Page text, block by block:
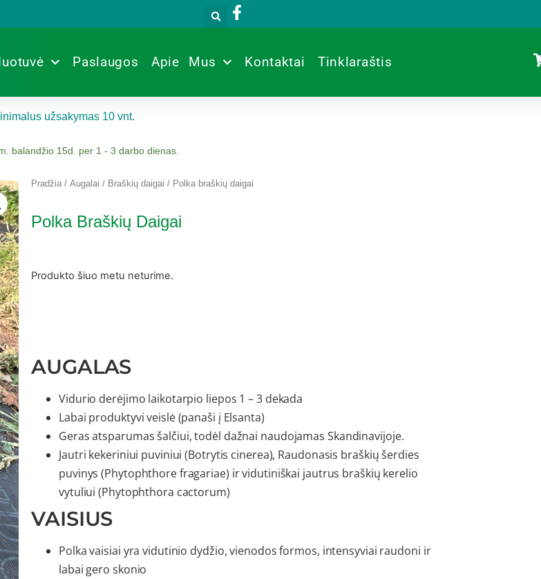
Paslaugos Apie Mus Kontaktai Tinklaraštis
užsakymas 10 vnt.
balandžio 15d. per 1 - 3 darbo dienas.
Pradžia / Augalai / Braškių daigai / Polka braškių daigai
Polka Braškių Daigai
Produkto šiuo metu neturime.
AUGALAS
Vidurio derėjimo laikotarpio liepos 1 – 3 dekada
Labai produktyvi veislė (panaši į Elsanta)
Geras atsparumas šalčiui, todėl dažnai naudojamas Skandinavijoje.
Jautri kekeriniui puviniui (Botrytis cinerea), Raudonasis braškių šerdies
puvinys (Phytophthore fragariae) ir vidutiniškai jautrus braškių kerelio
vytuliui (Phytophthora cactorum)
VAISIUS
Polka vaisiai yra vidutinio dydžio, vienodos formos, intensyviai raudoni ir
labai gero skonio